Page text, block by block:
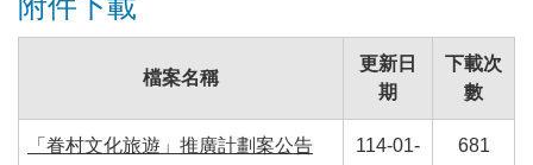
檔案名稱
更新日
期
下載次
數
「眷村文化旅遊」推廣計劃案公告
114-01-
681